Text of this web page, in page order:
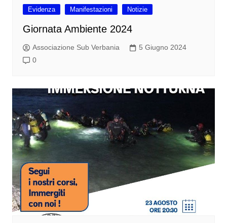
Evidenza Manifestazioni Notizie
Giornata Ambiente 2024
Associazione Sub Verbania
5 Giugno 2024
0